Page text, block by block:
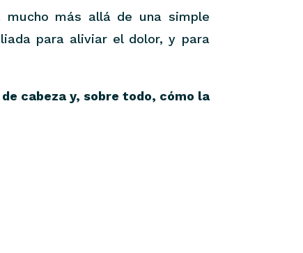
mucho más allá de una simple
para aliviar el dolor, y para
cabeza y, sobre todo, cómo la